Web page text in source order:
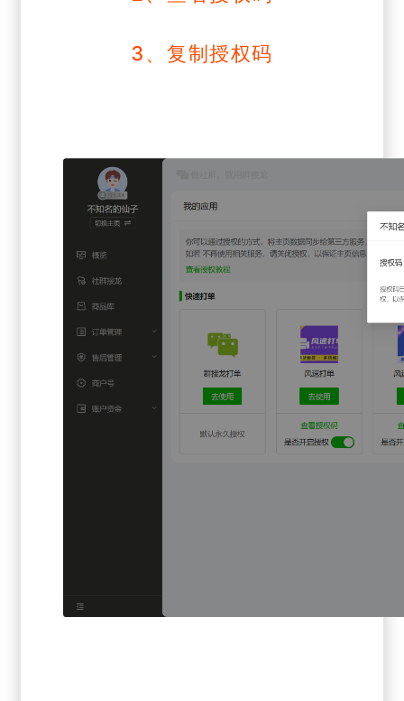
3、复制授权码